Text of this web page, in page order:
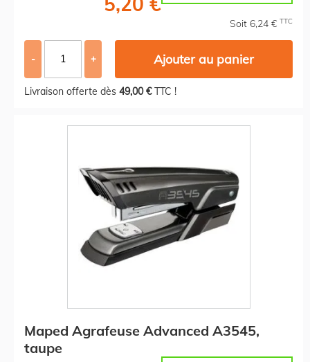
Soit 6,24 € TTC
- + Ajouter au panier
Livraison offerte dès 49,00 €TTC !
Maped Agrafeuse Advanced A3545,
taupe